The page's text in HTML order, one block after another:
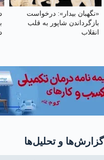
«نگهبان بیدار»: درخواست
بازگرداندن شاپور به قلب
انقلاب
گزارش‌ها و تحلیل‌ها